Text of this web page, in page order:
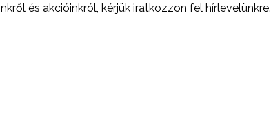
és akcióinkról, kérjük iratkozzon fel hírlevelünkre.